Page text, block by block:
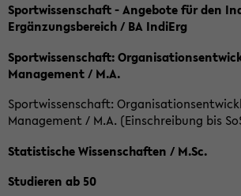
Sportwissenschaft - Angebote für den
Ergänzungsbereich / BA IndiErg
Sportwissenschaft:
Management / M.A.
Sportwissenschaft:
Management / M.A. (Einschreibung bis
Statistische Wissenschaften / M.Sc.
Studieren ab 50